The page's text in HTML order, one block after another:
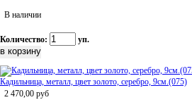
В наличии
Количество: уп.
Кадильница, металл, цвет золото, серебро, 9см.(075)
2 470,00 руб